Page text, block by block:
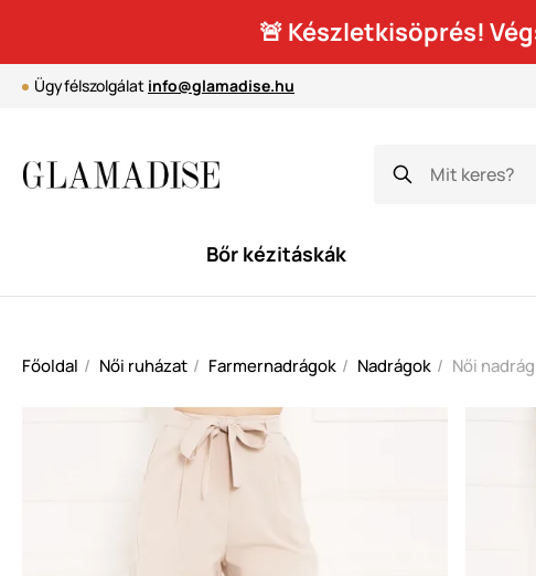
🚨 Készletkisöprés!
Ügyfélszolgálat info@glamadise.hu
Bőr kézitáskák
Főoldal Női ruházat Farmernadrágok Nadrágok Női